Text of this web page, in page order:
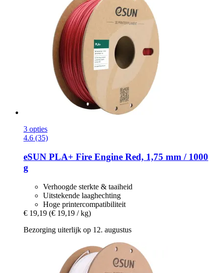
3 opties
4.6 (35)
eSUN PLA+ Fire Engine Red, 1,75 mm / 1000
g
Verhoogde sterkte & taaiheid
Uitstekende laaghechting
Hoge printercompatibiliteit
€ 19,19 (€ 19,19 / kg)
Bezorging uiterlijk op 12. augustus